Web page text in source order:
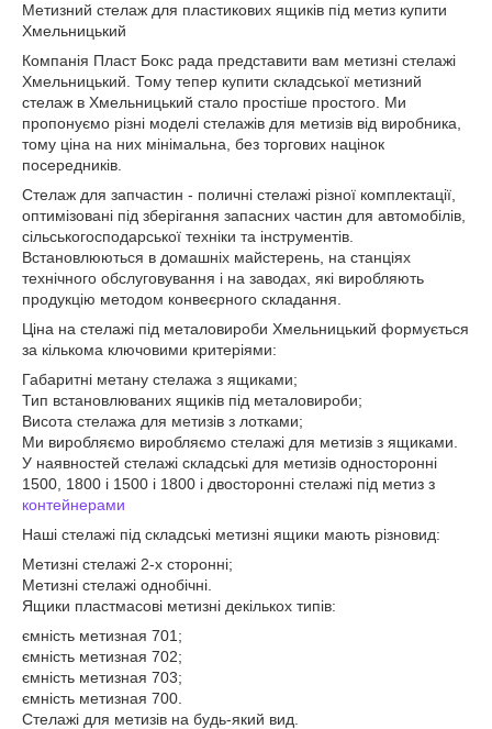
Метизний стелаж для пластикових ящиків під метиз купити
Хмельницький
Компанія Пласт Бокс рада представити вам метизні стелажі
Хмельницький. Тому тепер купити складської метизний
стелаж в Хмельницький стало простіше простого. Ми
пропонуємо різні моделі стелажів для метизів від виробника,
тому ціна на них мінімальна, без торгових націнок
посередників.
Стелаж для запчастин - поличні стелажі різної комплектації,
оптимізовані під зберігання запасних частин для автомобілів,
сільськогосподарської техніки та інструментів.
Встановлюються в домашніх майстерень, на станціях
технічного обслуговування і на заводах, які виробляють
продукцію методом конвеєрного складання.
Ціна на стелажі під металовироби Хмельницький формується
за кількома ключовими критеріями:
Габаритні метану стелажа з ящиками;
Тип встановлюваних ящиків під металовироби;
Висота стелажа для метизів з лотками;
Ми виробляємо виробляємо стелажі для метизів з ящиками.
У наявностей стелажі складські для метизів односторонні
1500, 1800 і 1500 і 1800 і двосторонні стелажі під метиз з
контейнерами
Наші стелажі під складські метизні ящики мають різновид:
Метизні стелажі 2-х сторонні;
Метизні стелажі однобічні.
Ящики пластмасові метизні декількох типів:
ємність метизная 701;
ємність метизная 702;
ємність метизная 703;
ємність метизная 700.
Стелажі для метизів на будь-який вид.